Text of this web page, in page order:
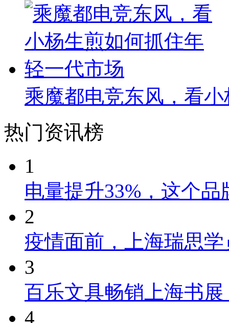
乘魔都电竞东风，看
热门资讯榜
1
电量提升33%，这个
2
疫情面前，上海瑞思
3
百乐文具畅销上海书
4